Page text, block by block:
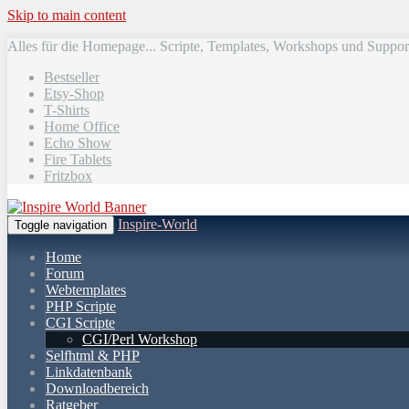
Skip to main content
Alles für die Homepage... Scripte, Templates, Workshops und
Bestseller
Etsy-Shop
T-Shirts
Home Office
Echo Show
Fire Tablets
Fritzbox
Toggle navigation Inspire-World
Home
Forum
Webtemplates
PHP Scripte
CGI Scripte
CGI/Perl Workshop
Selfhtml & PHP
Linkdatenbank
Downloadbereich
Ratgeber